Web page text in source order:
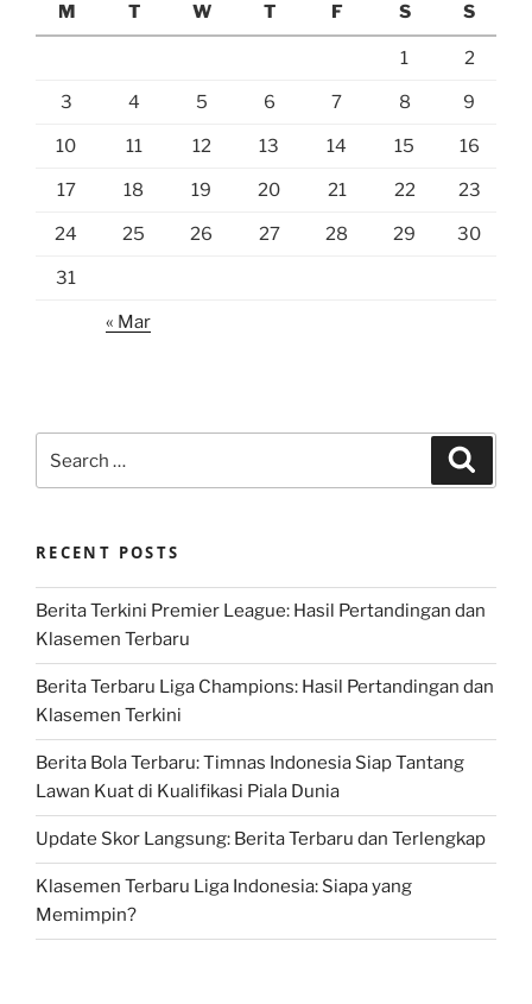
M
T W T F S S
1 2
3 4 5 6 7 8 9
10 11 12 13 14 15 16
17 18 19 20 21 22 23
24 25 26 27 28 29 30
31
« Mar
for:
RECENT POSTS
Berita Terkini Premier League: Hasil Pertandingan dan
Klasemen Terbaru
Berita Terbaru Liga Champions: Hasil Pertandingan dan
Klasemen Terkini
Berita Bola Terbaru: Timnas Indonesia Siap Tantang
Lawan Kuat di Kualifikasi Piala Dunia
Update Skor Langsung: Berita Terbaru dan Terlengkap
Klasemen Terbaru Liga Indonesia: Siapa yang
Memimpin?